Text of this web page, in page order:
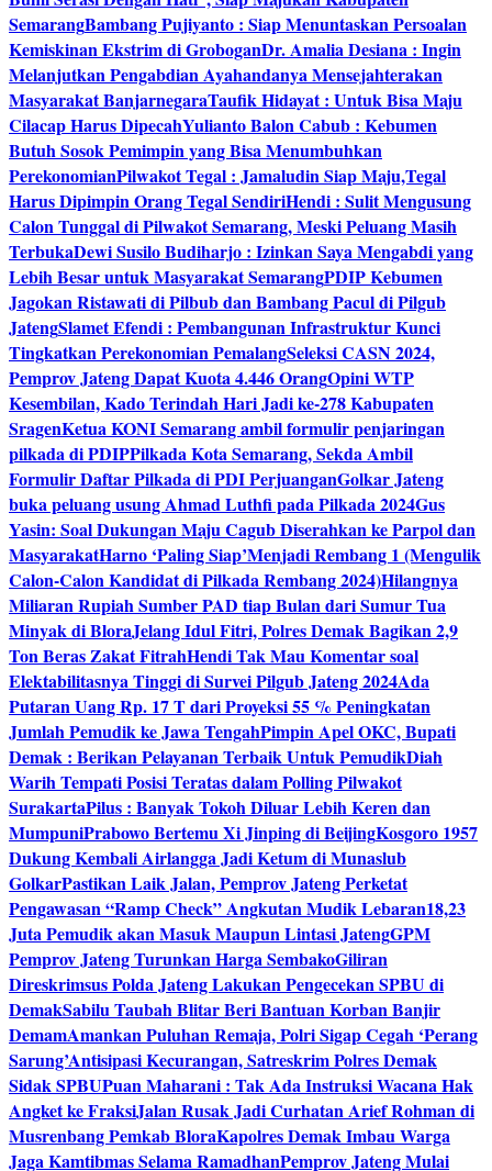
SemarangBambang Pujiyanto : Siap Menuntaskan Persoalan
Kemiskinan Ekstrim di GroboganDr. Amalia Desiana : Ingin
Melanjutkan Pengabdian Ayahandanya Mensejahterakan
Masyarakat BanjarnegaraTaufik Hidayat : Untuk Bisa Maju
Cilacap Harus DipecahYulianto Balon Cabub : Kebumen
Butuh Sosok Pemimpin yang Bisa Menumbuhkan
PerekonomianPilwakot Tegal : Jamaludin Siap Maju,Tegal
Harus Dipimpin Orang Tegal SendiriHendi : Sulit Mengusung
Calon Tunggal di Pilwakot Semarang, Meski Peluang Masih
TerbukaDewi Susilo Budiharjo : Izinkan Saya Mengabdi yang
Lebih Besar untuk Masyarakat SemarangPDIP Kebumen
Jagokan Ristawati di Pilbub dan Bambang Pacul di Pilgub
JatengSlamet Efendi : Pembangunan Infrastruktur Kunci
Tingkatkan Perekonomian PemalangSeleksi CASN 2024,
Pemprov Jateng Dapat Kuota 4.446 OrangOpini WTP
Kesembilan, Kado Terindah Hari Jadi ke-278 Kabupaten
SragenKetua KONI Semarang ambil formulir penjaringan
pilkada di PDIPPilkada Kota Semarang, Sekda Ambil
Formulir Daftar Pilkada di PDI PerjuanganGolkar Jateng
buka peluang usung Ahmad Luthfi pada Pilkada 2024Gus
Yasin: Soal Dukungan Maju Cagub Diserahkan ke Parpol dan
MasyarakatHarno ‘Paling Siap’Menjadi Rembang 1 (Mengulik
Calon-Calon Kandidat di Pilkada Rembang 2024)Hilangnya
Miliaran Rupiah Sumber PAD tiap Bulan dari Sumur Tua
Minyak di BloraJelang Idul Fitri, Polres Demak Bagikan 2,9
Ton Beras Zakat FitrahHendi Tak Mau Komentar soal
Elektabilitasnya Tinggi di Survei Pilgub Jateng 2024Ada
Putaran Uang Rp. 17 T dari Proyeksi 55 % Peningkatan
Jumlah Pemudik ke Jawa TengahPimpin Apel OKC, Bupati
Demak : Berikan Pelayanan Terbaik Untuk PemudikDiah
Warih Tempati Posisi Teratas dalam Polling Pilwakot
SurakartaPilus : Banyak Tokoh Diluar Lebih Keren dan
MumpuniPrabowo Bertemu Xi Jinping di BeijingKosgoro 1957
Dukung Kembali Airlangga Jadi Ketum di Munaslub
GolkarPastikan Laik Jalan, Pemprov Jateng Perketat
Pengawasan “Ramp Check” Angkutan Mudik Lebaran18,23
Juta Pemudik akan Masuk Maupun Lintasi JatengGPM
Pemprov Jateng Turunkan Harga SembakoGiliran
Direskrimsus Polda Jateng Lakukan Pengecekan SPBU di
DemakSabilu Taubah Blitar Beri Bantuan Korban Banjir
DemamAmankan Puluhan Remaja, Polri Sigap Cegah ‘Perang
Sarung’Antisipasi Kecurangan, Satreskrim Polres Demak
Sidak SPBUPuan Maharani : Tak Ada Instruksi Wacana Hak
Angket ke FraksiJalan Rusak Jadi Curhatan Arief Rohman di
Musrenbang Pemkab BloraKapolres Demak Imbau Warga
Jaga Kamtibmas Selama RamadhanPemprov Jateng Mulai